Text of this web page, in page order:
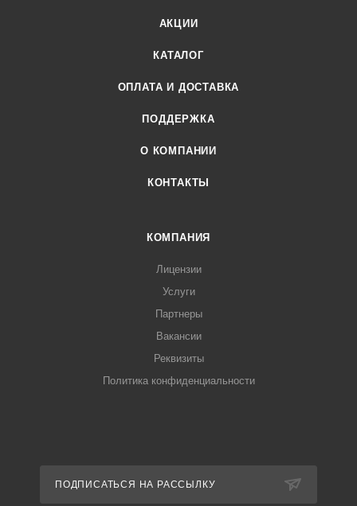
АКЦИИ
КАТАЛОГ
ОПЛАТА И ДОСТАВКА
ПОДДЕРЖКА
О КОМПАНИИ
КОНТАКТЫ
КОМПАНИЯ
Лицензии
Услуги
Партнеры
Вакансии
Реквизиты
Политика конфиденциальности
ПОДПИСАТЬСЯ НА РАССЫЛКУ